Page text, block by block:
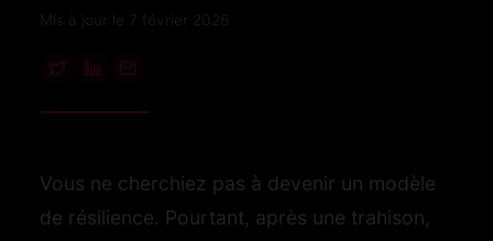
Vous ne cherchiez pas à devenir un modèle
de résilience. Pourtant, après une trahison,